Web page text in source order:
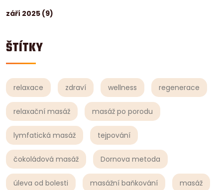
září 2025 (9)
ŠTÍTKY
relaxace zdraví wellness regenerace
relaxační masáž masáž po porodu
lymfatická masáž tejpování
čokoládová masáž Dornova metoda
úleva od bolesti masážní baňkování masáž